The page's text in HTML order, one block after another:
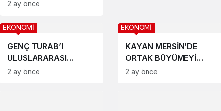
2 ay önce
GENÇ TURAB’I
ULUSLARARASI
VİZYONLA
EKONOMİ
2 ay önce
KAYAN MERSİN’DE
ORTAK BÜYÜMEYİ
DESTEKLEYEN BİR
EKONOMİ
2 ay önce